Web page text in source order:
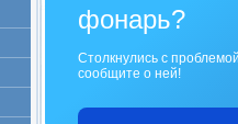
фонарь?
Столкнулись с
сообщите о ней!